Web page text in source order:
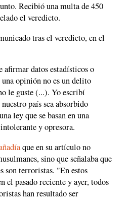
Recibió una multa de 450
el veredicto.
tras el veredicto, en el
afirmar datos estadísticos o
opinión no es un delito
le guste (...). Yo escribí
país sea absorbido
ley que se basan en una
y opresora.
que en su artículo no
sino que señalaba que
son terroristas. "En estos
el pasado reciente y ayer, todos
han resultado ser